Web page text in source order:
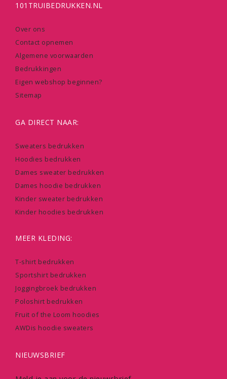
101TRUIBEDRUKKEN.NL
Over ons
Contact opnemen
Algemene voorwaarden
Bedrukkingen
Eigen webshop beginnen?
Sitemap
GA DIRECT NAAR:
Sweaters bedrukken
Hoodies bedrukken
Dames sweater bedrukken
Dames hoodie bedrukken
Kinder sweater bedrukken
Kinder hoodies bedrukken
MEER KLEDING:
T-shirt bedrukken
Sportshirt bedrukken
Joggingbroek bedrukken
Poloshirt bedrukken
Fruit of the Loom hoodies
AWDis hoodie sweaters
NIEUWSBRIEF